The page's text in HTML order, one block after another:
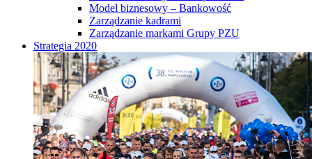
Model biznesowy – Bankowość
Zarządzanie kadrami
Zarządzanie markami Grupy PZU
Strategia 2020